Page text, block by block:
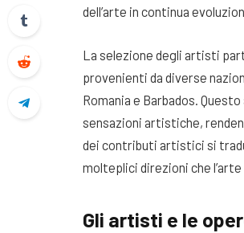
dell’arte in continua
La selezione degli artisti
provenienti da diverse
Romania e Barbados.
sensazioni artistiche,
dei contributi artistici si
molteplici direzioni che
Gli artisti e le